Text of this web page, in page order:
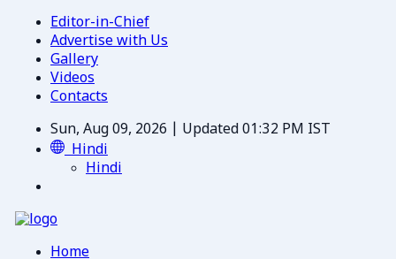
Editor-in-Chief
Advertise with Us
Gallery
Videos
Contacts
Sun, Aug 09, 2026 | Updated 01:32 PM IST
Hindi
Hindi
Home